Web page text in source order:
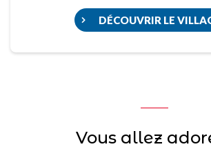
DÉCOUVRIR LE
Vous allez